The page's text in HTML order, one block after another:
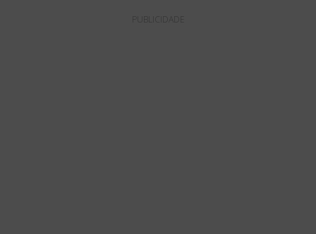
PUBLICIDADE